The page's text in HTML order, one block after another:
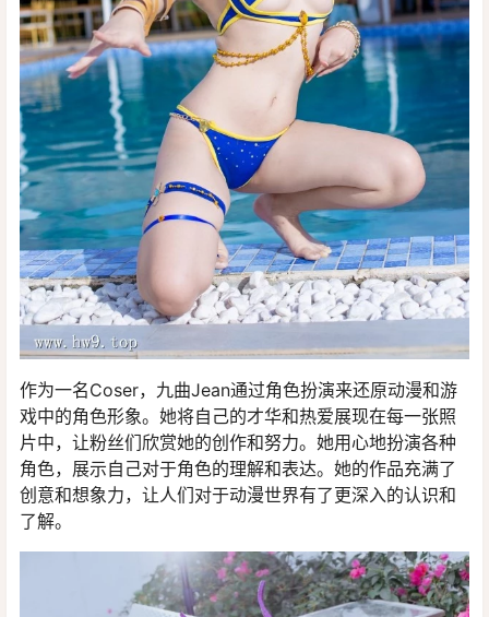
作为一名Coser，九曲Jean通过角色扮演来还原动漫和游
戏中的角色形象。她将自己的才华和热爱展现在每一张照
片中，让粉丝们欣赏她的创作和努力。她用心地扮演各种
角色，展示自己对于角色的理解和表达。她的作品充满了
创意和想象力，让人们对于动漫世界有了更深入的认识和
了解。